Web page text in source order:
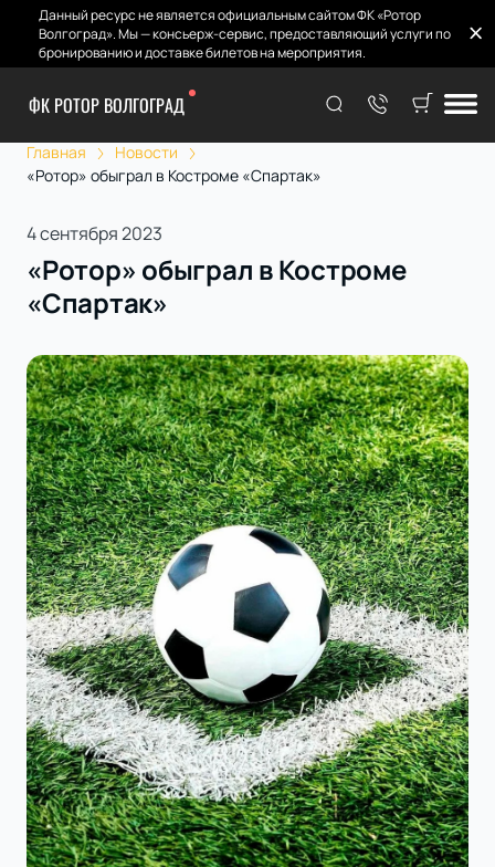
Данный ресурс не является официальным сайтом ФК «Ротор
Волгоград». Мы — консьерж-сервис, предоставляющий услуги по
бронированию и доставке билетов на мероприятия.
ФК РОТОР ВОЛГОГРАД
Главная
Новости
«Ротор» обыграл в Костроме «Спартак»
4 сентября 2023
«Ротор» обыграл в Костроме
«Спартак»